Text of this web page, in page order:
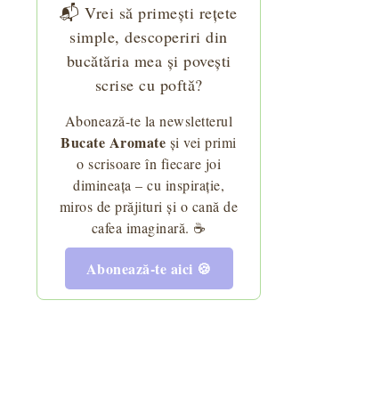
📬 Vrei să primești rețete
simple, descoperiri din
bucătăria mea și povești
scrise cu poftă?
Abonează-te la newsletterul
Bucate Aromate și vei primi
o scrisoare în fiecare joi
dimineața – cu inspirație,
miros de prăjituri și o cană de
cafea imaginară. ☕
Abonează-te aici 🍪